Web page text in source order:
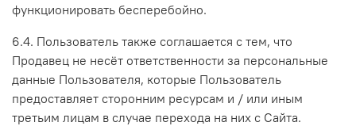
функционировать бесперебойно.
6.4. Пользователь также соглашается с тем, что
Продавец не несёт ответственности за персональные
данные Пользователя, которые Пользователь
предоставляет сторонним ресурсам и / или иным
третьим лицам в случае перехода на них с Сайта.